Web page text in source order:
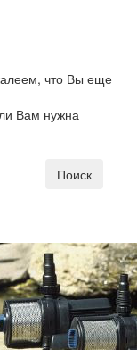
что Вы еще
Вам нужна
Поиск